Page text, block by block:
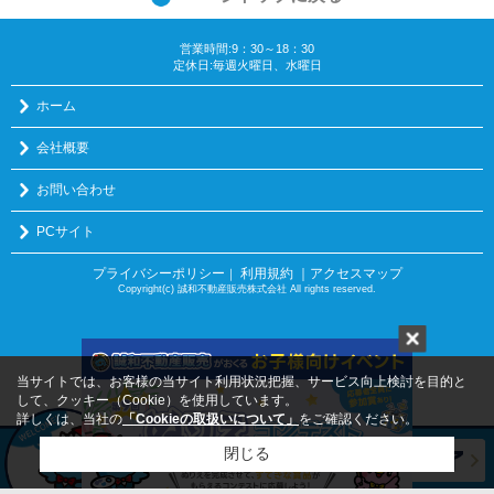
営業時間:9：30～18：30
定休日:毎週火曜日、水曜日
ホーム
会社概要
お問い合わせ
PCサイト
プライバシーポリシー ｜ 利用規約 ｜アクセスマップ
Copyright(c) 誠和不動産販売株式会社 All rights reserved.
当サイトでは、お客様の当サイト利用状況把握、サービス向上検討を目的と
して、クッキー（Cookie）を使用しています。
詳しくは、当社の「Cookieの取扱いについて」 をご確認ください。
閉じる